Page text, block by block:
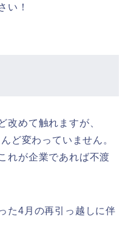
い！
改めて触れますが、
ど変わっていません。
れが企業であれば不渡
た4月の再引っ越しに伴